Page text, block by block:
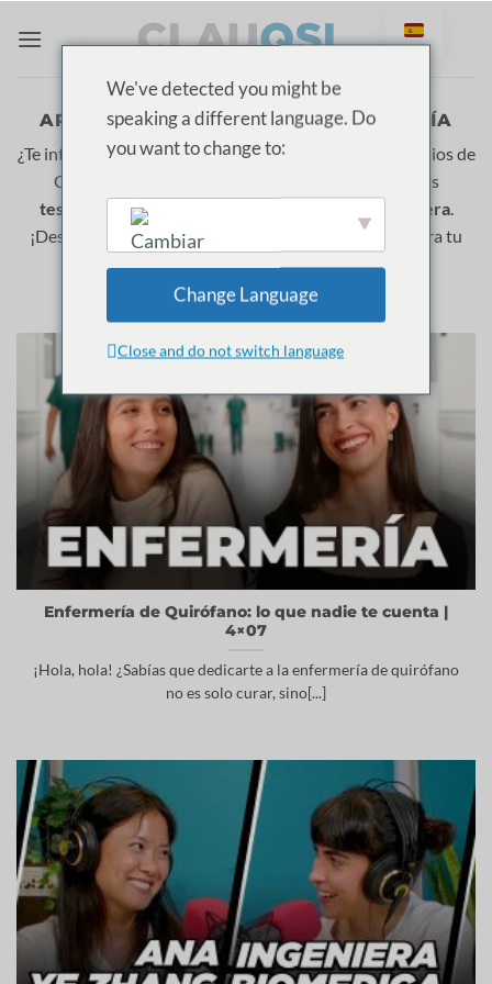
ARCHIVOS DE CATEGORÍA:ENFERMERÍA
¿Te interesaestudiar Enfermería? Explora estos episodios de
ClauQSI donde
comparten sus
testimonios reales, retos y consejos sobre esta carrera.
¡Descubre qué significa trabajar en este sector e inspira tu
futuro profesional!
Enfermería de Quirófano: lo que nadie te cuenta |
4×07
¡Hola, hola! ¿Sabías que dedicarte a la enfermería de quirófano
no es solo curar, sino[...]
We've detected you might be
speaking a different language. Do
you want to change to:
English
Change Language
Close and do not switch language